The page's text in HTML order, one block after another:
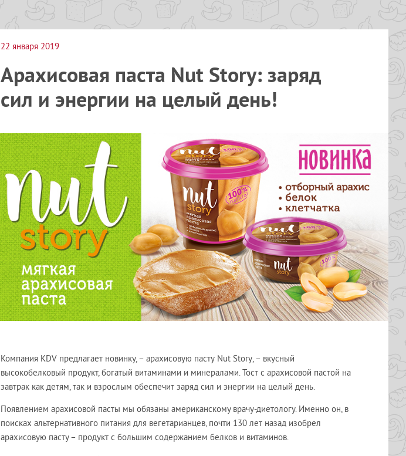
22 января 2019
Арахисовая паста Nut Story: заряд
сил и энергии на целый день!
Компания KDV предлагает новинку, – арахисовую пасту Nut Story, – вкусный
высокобелковый продукт, богатый витаминами и минералами. Тост с арахисовой пастой на
завтрак как детям, так и взрослым обеспечит заряд сил и энергии на целый день.
Появлением арахисовой пасты мы обязаны американскому врачу-диетологу. Именно он, в
поисках альтернативного питания для вегетарианцев, почти 130 лет назад изобрел
арахисовую пасту – продукт с большим содержанием белков и витаминов.